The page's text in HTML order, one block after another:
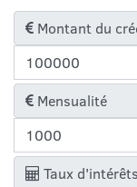
Montant du
Mensualité
Taux d'intérêts